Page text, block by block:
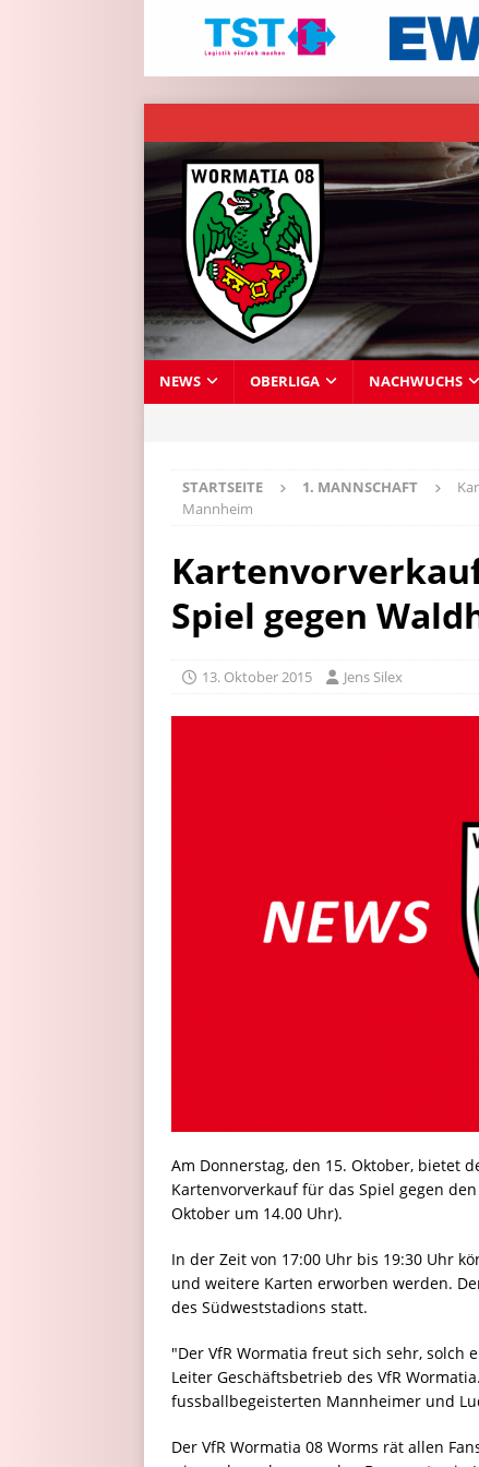
NEWS OBERLIGA NACHWUCHS
STARTSEITE 1. MANNSCHAFT
Mannheim
Spiel gegen
13. Oktober 2015 Jens Silex
Am Donnerstag, den 15. Oktober, bietet
Kartenvorverkauf für das Spiel gegen
Oktober um 14.00 Uhr).
In der Zeit von 17:00 Uhr bis 19:30 Uhr
und weitere Karten erworben werden.
des Südweststadions statt.
"Der VfR Wormatia freut sich sehr, solch
Leiter Geschäftsbetrieb des VfR
fussballbegeisterten Mannheimer und
Der VfR Wormatia 08 Worms rät allen